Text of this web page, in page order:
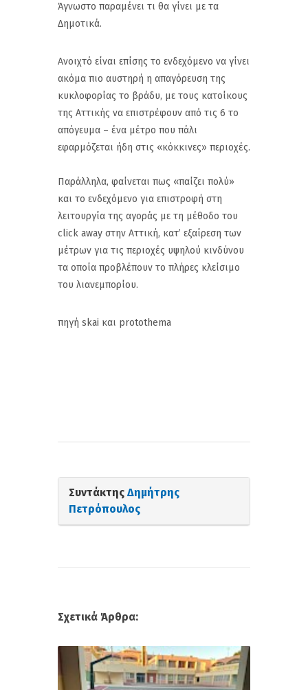
Άγνωστο παραμένει τι θα γίνει με τα
Δημοτικά.
Ανοιχτό είναι επίσης το ενδεχόμενο να γίνει
ακόμα πιο αυστηρή η απαγόρευση της
κυκλοφορίας το βράδυ, με τους κατοίκους
της Αττικής να επιστρέφουν από τις 6 το
απόγευμα – ένα μέτρο που πάλι
εφαρμόζεται ήδη στις «κόκκινες» περιοχές.
Παράλληλα, φαίνεται πως «παίζει πολύ»
και το ενδεχόμενο για επιστροφή στη
λειτουργία της αγοράς με τη μέθοδο του
click away στην Αττική, κατ’ εξαίρεση των
μέτρων για τις περιοχές υψηλού κινδύνου
τα οποία προβλέπουν το πλήρες κλείσιμο
του λιανεμπορίου.
πηγή skai και protothema
Συντάκτης Δημήτρης
Πετρόπουλος
Σχετικά Άρθρα: